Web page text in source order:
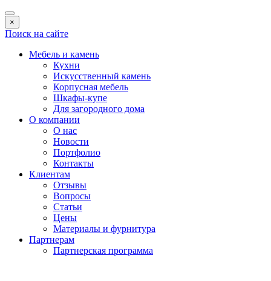
×
Поиск на сайте
Мебель и камень
Кухни
Искусственный камень
Корпусная мебель
Шкафы-купе
Для загородного дома
О компании
О нас
Новости
Портфолио
Контакты
Клиентам
Отзывы
Вопросы
Статьи
Цены
Материалы и фурнитура
Партнерам
Партнерская программа